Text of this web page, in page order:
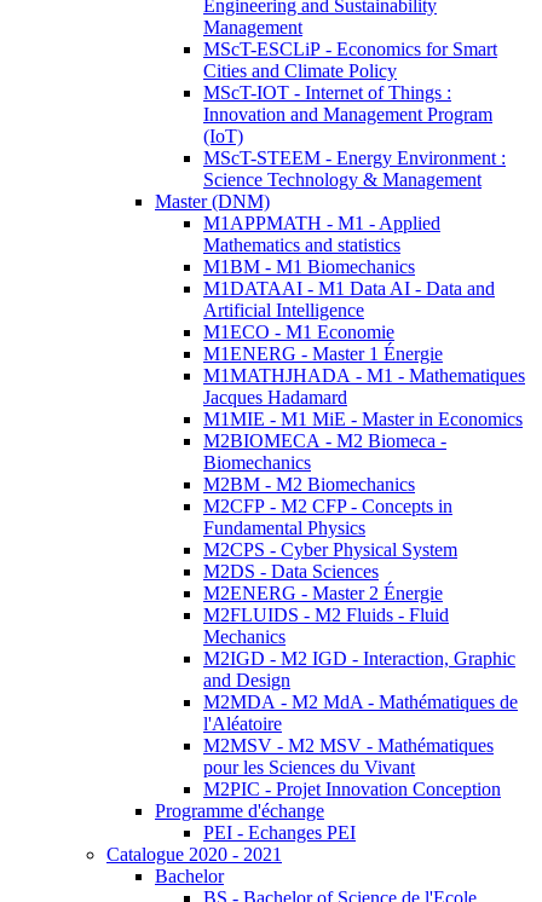
Engineering and Sustainability
Management
MScT-ESCLiP - Economics for Smart
Cities and Climate Policy
MScT-IOT - Internet of Things :
Innovation and Management Program
(IoT)
MScT-STEEM - Energy Environment :
Science Technology & Management
Master (DNM)
M1APPMATH - M1 - Applied
Mathematics and statistics
M1BM - M1 Biomechanics
M1DATAAI - M1 Data AI - Data and
Artificial Intelligence
M1ECO - M1 Economie
M1ENERG - Master 1 Énergie
M1MATHJHADA - M1 - Mathematiques
Jacques Hadamard
M1MIE - M1 MiE - Master in Economics
M2BIOMECA - M2 Biomeca -
Biomechanics
M2BM - M2 Biomechanics
M2CFP - M2 CFP - Concepts in
Fundamental Physics
M2CPS - Cyber Physical System
M2DS - Data Sciences
M2ENERG - Master 2 Énergie
M2FLUIDS - M2 Fluids - Fluid
Mechanics
M2IGD - M2 IGD - Interaction, Graphic
and Design
M2MDA - M2 MdA - Mathématiques de
l'Aléatoire
M2MSV - M2 MSV - Mathématiques
pour les Sciences du Vivant
M2PIC - Projet Innovation Conception
Programme d'échange
PEI - Echanges PEI
Catalogue 2020 - 2021
Bachelor
BS - Bachelor of Science de l'Ecole